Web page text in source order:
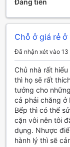
vẻ đẹp của
ly cocktail mát
dạng.
Ngoài ra, quầy
giải trí như
vui tươi cho
bạn bè mới và
nhạc và ẩm
In để tạo nên
trình khám phá
Cơ Sở Vật Chất
Đáng tiền
Chỗ ở giá rẻ ở
Đã nhận xét vào
Chủ nhà rất
thì họ sẽ rất
tưởng cho
cả phải chăng ở
Bếp thì có thể
cặn vôi nên tôi
dụng. Nhược
hành lý thì sẽ